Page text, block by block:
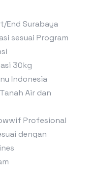
End Surabaya
sesuai Program
30kg
Indonesia
Air dan
Profesional
dengan